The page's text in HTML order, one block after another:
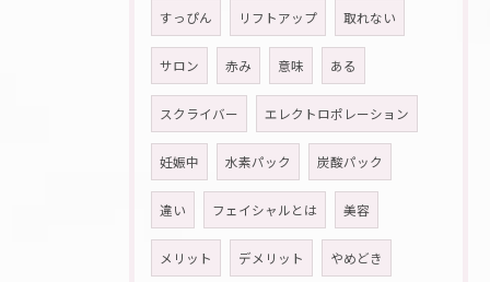
すっぴん リフトアップ 取れない
サロン 赤み 意味 ある
スクライバー エレクトロポレーション
妊娠中 水素パック 炭酸パック
違い フェイシャルとは 美容
メリット デメリット やめどき